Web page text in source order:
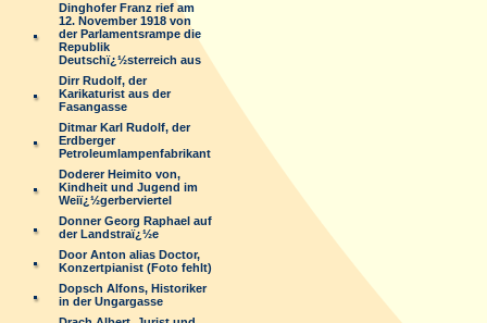
Dinghofer Franz rief am
12. November 1918 von
der Parlamentsrampe die
Republik
Deutschï¿½sterreich aus
Dirr Rudolf, der
Karikaturist aus der
Fasangasse
Ditmar Karl Rudolf, der
Erdberger
Petroleumlampenfabrikant
Doderer Heimito von,
Kindheit und Jugend im
Weiï¿½gerberviertel
Donner Georg Raphael auf
der Landstraï¿½e
Door Anton alias Doctor,
Konzertpianist (Foto fehlt)
Dopsch Alfons, Historiker
in der Ungargasse